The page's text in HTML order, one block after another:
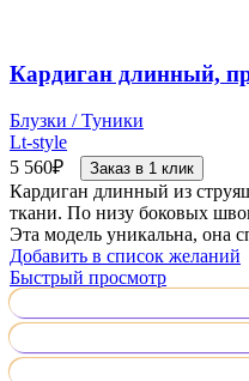
Кардиган длинный,
Блузки / Туники
Lt-style
5 560₽ Заказ в 1 клик
Кардиган длинный из
ткани. По низу боковых
Эта модель уникальна, она
Добавить в список желаний
Быстрый просмотр